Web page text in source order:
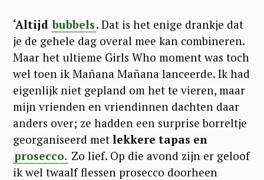
‘Altijd bubbels. Dat is het enige drankje dat
je de gehele dag overal mee kan combineren.
Maar het ultieme Girls Who moment was toch
wel toen ik Mañana Mañana lanceerde. Ik had
eigenlijk niet gepland om het te vieren, maar
mijn vrienden en vriendinnen dachten daar
anders over; ze hadden een surprise borreltje
georganiseerd met lekkere tapas en
prosecco. Zo lief. Op die avond zijn er geloof
ik wel twaalf flessen prosecco doorheen